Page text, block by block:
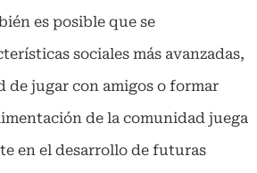
es posible que se
sociales más avanzadas,
de jugar con amigos o formar
de la comunidad juega
en el desarrollo de futuras